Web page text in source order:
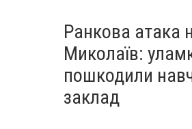
Ранкова атака
Миколаїв:
пошкодили
заклад